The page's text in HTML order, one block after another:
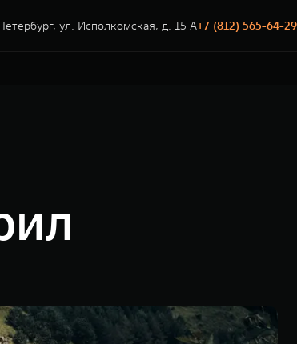
ул. Исполкомская, д. 15 А+7 (812) 565-64-29